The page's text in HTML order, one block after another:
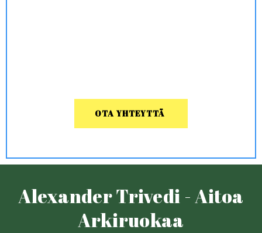
OTA YHTEYTTÄ
Alexander Trivedi - Aitoa
Arkiruokaa